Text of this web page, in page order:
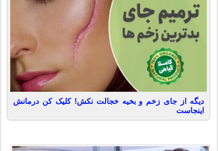
دیگه از جای زخم و بخیه خجالت نکش! کلیک کن درمانش
اینجاست